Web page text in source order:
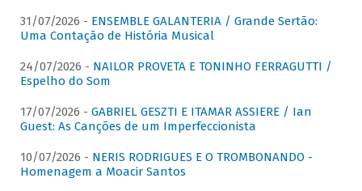
31/07/2026 - ENSEMBLE GALANTERIA / Grande Sertão:
Uma Contação de História Musical
24/07/2026 - NAILOR PROVETA E TONINHO FERRAGUTTI /
Espelho do Som
17/07/2026 - GABRIEL GESZTI E ITAMAR ASSIERE / Ian
Guest: As Canções de um Imperfeccionista
10/07/2026 - NERIS RODRIGUES E O TROMBONANDO -
Homenagem a Moacir Santos